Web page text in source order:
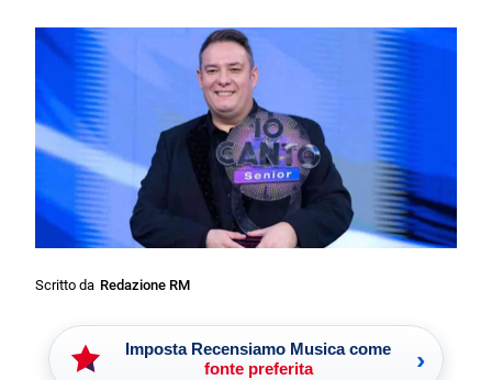
Scritto da Redazione RM
Imposta Recensiamo Musica come
fonte preferita
›